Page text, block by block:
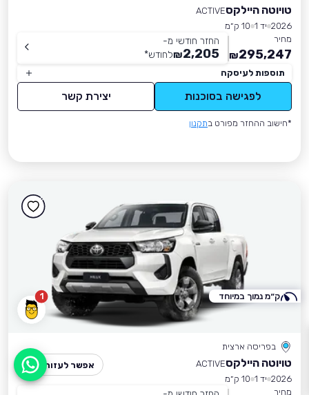
טויוטה היילקסACTIVE
2026 יד 1
10 ק״מ
מחיר
295,247
₪
החזר חודשי מ-
2,205
₪לחודש*
תוספות לעיסקה
לפגישה בסוכנות יצירת קשר
*חישוב ההחזר מפורט בתקנון
1
בפריסה ארצית
טויוטה היילקסACTIVE
2026 יד 1
10 ק״מ
מחיר
ק״מ נמוך במיוחד
אפשר לעזור?